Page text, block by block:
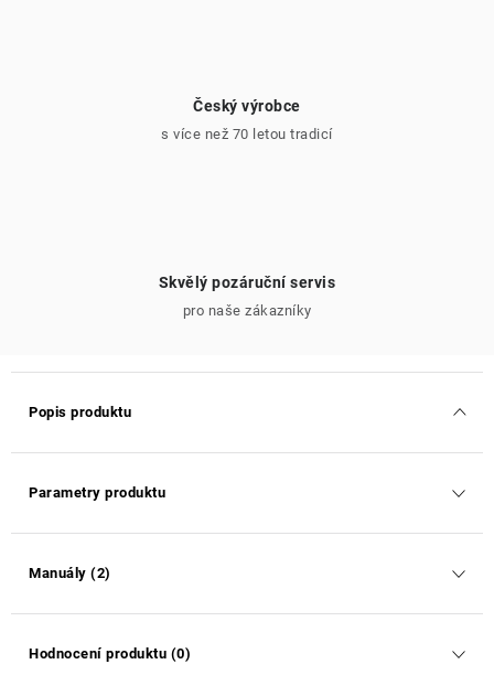
Český výrobce
s více než 70 letou tradicí
Skvělý pozáruční servis
pro naše zákazníky
Popis produktu
Parametry produktu
Manuály (2)
Hodnocení produktu (0)